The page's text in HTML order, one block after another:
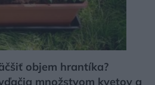
objem hrantíka?
množstvom kvetov a